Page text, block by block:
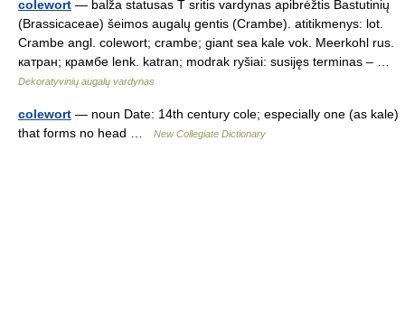
colewort — balža statusas T sritis vardynas apibrėžtis Bastutinių
(Brassicaceae) šeimos augalų gentis (Crambe). atitikmenys: lot.
Crambe angl. colewort; crambe; giant sea kale vok. Meerkohl rus.
катран; крамбе lenk. katran; modrak ryšiai: susijęs terminas – …
Dekoratyvinių augalų vardynas
colewort — noun Date: 14th century cole; especially one (as kale)
that forms no head …
New Collegiate Dictionary